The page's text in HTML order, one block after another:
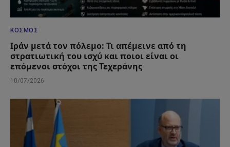
ΚΌΣΜΟΣ
Ιράν μετά τον πόλεμο: Τι απέμεινε από τη
στρατιωτική του ισχύ και ποιοι είναι οι
επόμενοι στόχοι της Τεχεράνης
10/07/2026